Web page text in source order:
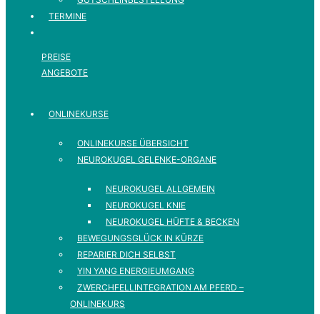
TERMINE
PREISE
ANGEBOTE
ONLINEKURSE
ONLINEKURSE ÜBERSICHT
NEUROKUGEL GELENKE-ORGANE
NEUROKUGEL ALLGEMEIN
NEUROKUGEL KNIE
NEUROKUGEL HÜFTE & BECKEN
BEWEGUNGSGLÜCK IN KÜRZE
REPARIER DICH SELBST
YIN YANG ENERGIEUMGANG
ZWERCHFELLINTEGRATION AM PFERD –
ONLINEKURS